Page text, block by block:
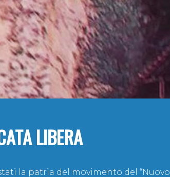
LIBERA
la patria del movimento del “Nuovo